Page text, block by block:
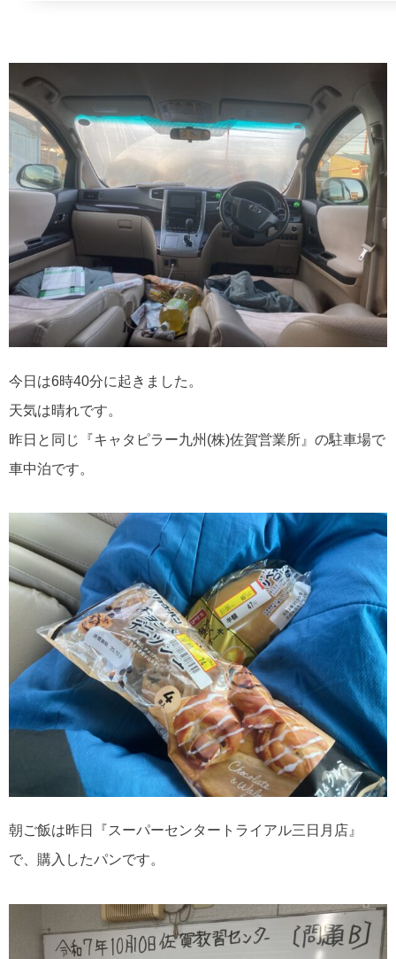
今日は6時40分に起きました。
天気は晴れです。
昨日と同じ『キャタピラー九州(株)佐賀営業所』の駐車場で
車中泊です。
朝ご飯は昨日『スーパーセンタートライアル三日月店』
で、購入したパンです。